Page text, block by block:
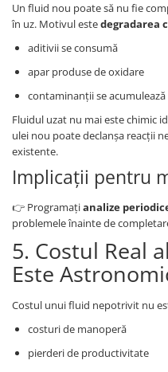
Un fluid nou poate să nu fie
în uz. Motivul estedegradarea
aditivii se consumă
apar produse de oxidare
contaminanții se acumulează
Fluidul uzat nu mai este chimic
ulei nou poate declanșa reacții
existente.
Implicații pentru
👉 Programațianalize
problemele înainte de
5. Costul Real
Este
Costul unui fluid nepotrivit nu
costuri de manoperă
pierderi de productivitate